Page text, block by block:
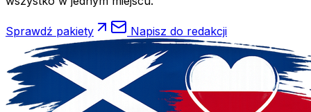
Sprawdź pakiety Napisz do redakcji